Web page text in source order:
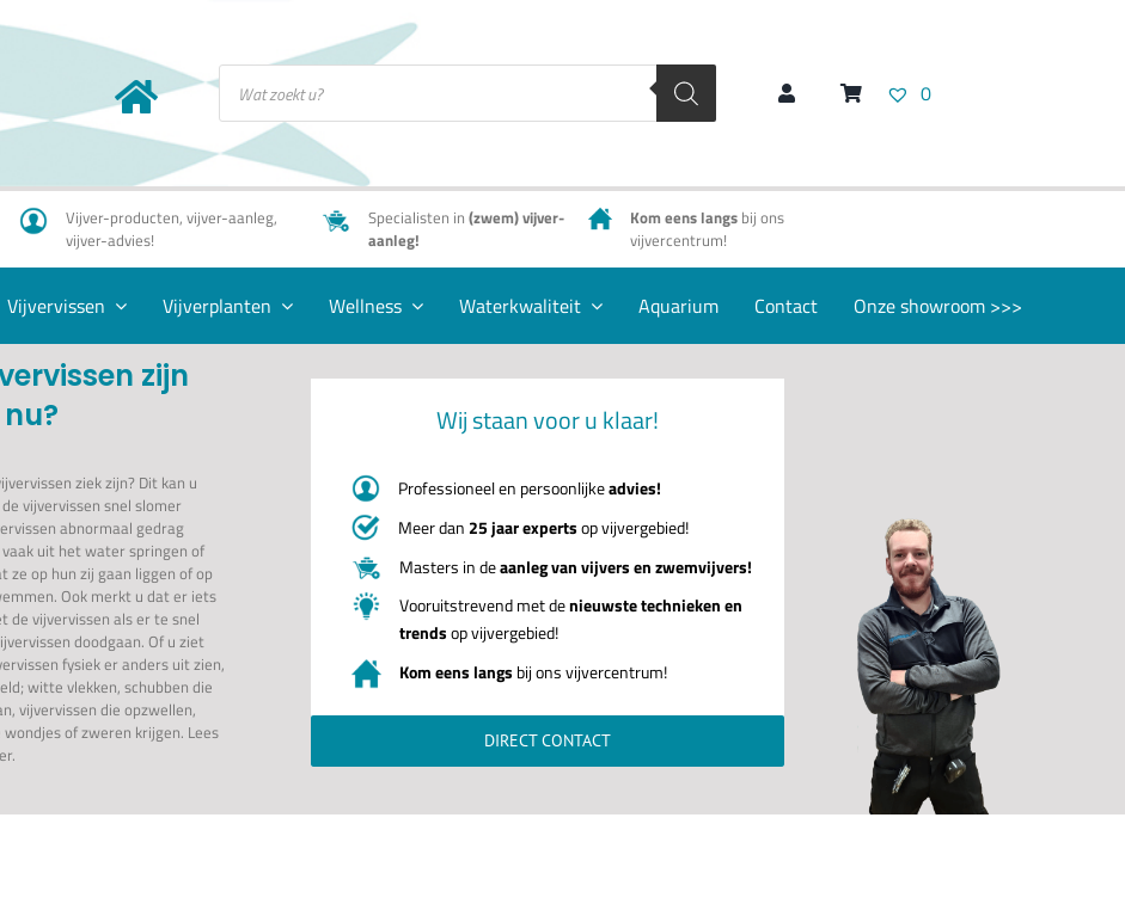
Producten
zoeken 0
Vijver-producten, vijver-aanleg,
vijver-advies!
Specialisten in (zwem) vijver-
aanleg!
Kom eens langsbij ons
vijvercentrum!
Vijvervissen Vijverplanten Wellness Waterkwaliteit Aquarium Contact Onze showroom >>>
zijn
ziek zijn? Dit kan u
vijvervissen snel slomer
abnormaal gedrag
uit het water springen of
ze op hun zij gaan liggen of op
Ook merkt u dat er iets
de vijvervissen als er te snel
doodgaan. Of u ziet
fysiek er anders uit zien,
witte vlekken, schubben die
vijvervissen die opzwellen,
of zweren krijgen. Lees
Wij staan voor u klaar!
Professioneel en persoonlijkeadvies!
Meer dan25 jaar expertsop vijvergebied!
Masters in deaanleg van vijvers en zwemvijvers!
Vooruitstrevend met denieuwste technieken en
trendsop vijvergebied!
Kom eens langs bij ons vijvercentrum!
DIRECT CONTACT